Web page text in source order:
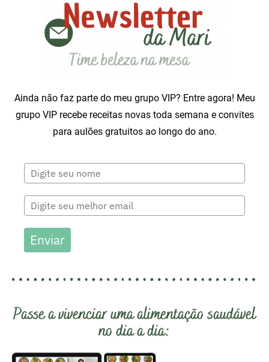
Ainda não faz parte do meu grupo VIP? Entre agora! Meu
grupoVIP recebe receitas novas toda semana e convites
para aulões gratuitos ao longo do ano.
Enviar
Passe a vivenciar uma alimentação saudável
no dia a dia: